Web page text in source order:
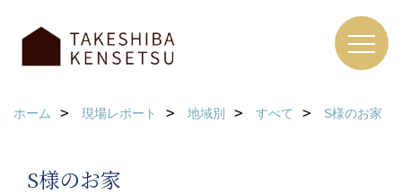
ホーム 現場レポート 地域別 すべて S様のお家
S様のお家